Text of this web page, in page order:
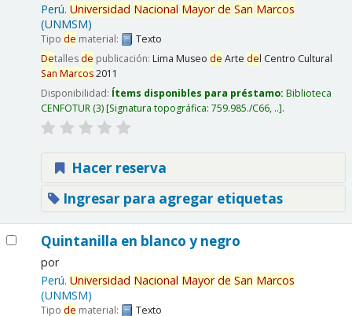
Perú. Universidad Nacional Mayor de San Marcos
(UNMSM)
Tipo de material:
Texto
Detalles de publicación: Lima Museo de Arte del Centro Cultural
San Marcos2011
Disponibilidad: Ítems disponibles para préstamo: Biblioteca
CENFOTUR(3) Signatura topográfica: 759.985./C66, .. .
Hacer reserva
Ingresar para agregar etiquetas
Quintanilla en blanco y negro
por
Perú. Universidad Nacional Mayor de San Marcos
(UNMSM)
Tipo de material: Texto